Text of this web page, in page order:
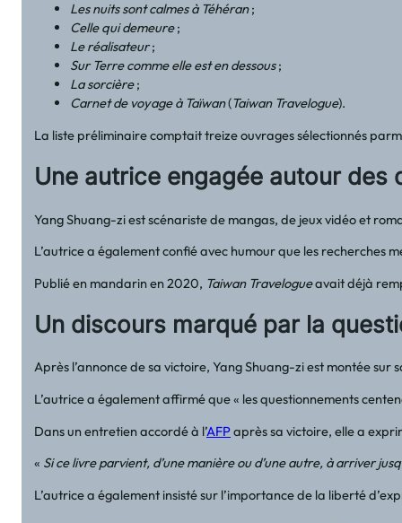
Les nuits sont calmes à Téhéran;
Celle qui demeure;
Le réalisateur;
Sur Terre comme elle est en dessous;
La sorcière;
Carnet de voyage à Taïwan(Taiwan Travelogue).
La liste préliminaire comptait treize ouvrages sélectionnés
Une autrice engagée autour des
Yang Shuang-zi est scénariste de mangas, de jeux vidéo et
L’autrice a également confié avec humour que les recherches
Publié en mandarin en 2020, Taiwan Travelogueavait déjà
Un discours marqué par la
Après l’annonce de sa victoire, Yang Shuang-zi est montée
L’autrice a également affirmé que « les questionnements
Dans un entretien accordé à l’AFPaprès sa victoire, elle a
« Si ce livre parvient, d’une manière ou d’une autre, à arriver
L’autrice a également insisté sur l’importance de la liberté